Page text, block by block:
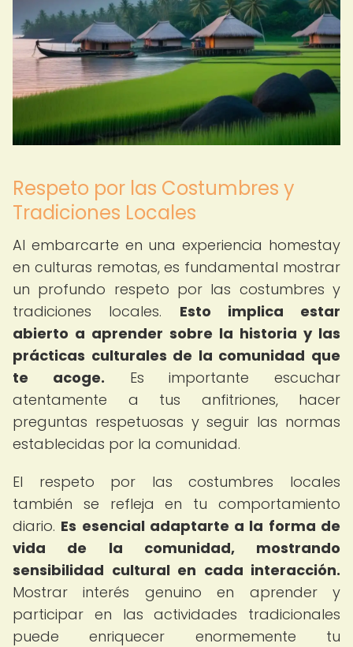
Respeto por las Costumbres y
Tradiciones Locales
Al embarcarte en una experiencia homestay
en culturas remotas, es fundamental mostrar
un profundo respeto por las costumbres y
tradiciones locales. Esto implica estar
abierto a aprender sobre la historia y las
prácticas culturales de la comunidad que
te acoge. Es importante escuchar
atentamente a tus anfitriones, hacer
preguntas respetuosas y seguir las normas
establecidas por la comunidad.
El respeto por las costumbres locales
también se refleja en tu comportamiento
diario. Es esencial adaptarte a la forma de
vida de la comunidad, mostrando
sensibilidad cultural en cada interacción.
Mostrar interés genuino en aprender y
participar en las actividades tradicionales
puede enriquecer enormemente tu